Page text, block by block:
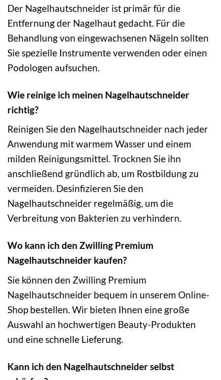
Der Nagelhautschneider ist primär für die
Entfernung der Nagelhaut gedacht. Für die
Behandlung von eingewachsenen Nägeln sollten
Sie spezielle Instrumente verwenden oder einen
Podologen aufsuchen.
Wie reinige ich meinen Nagelhautschneider
richtig?
Reinigen Sie den Nagelhautschneider nach jeder
Anwendung mit warmem Wasser und einem
milden Reinigungsmittel. Trocknen Sie ihn
anschließend gründlich ab, um Rostbildung zu
vermeiden. Desinfizieren Sie den
Nagelhautschneider regelmäßig, um die
Verbreitung von Bakterien zu verhindern.
Wo kann ich den Zwilling Premium
Nagelhautschneider kaufen?
Sie können den Zwilling Premium
Nagelhautschneider bequem in unserem Online-
Shop bestellen. Wir bieten Ihnen eine große
Auswahl an hochwertigen Beauty-Produkten
und eine schnelle Lieferung.
Kann ich den Nagelhautschneider selbst